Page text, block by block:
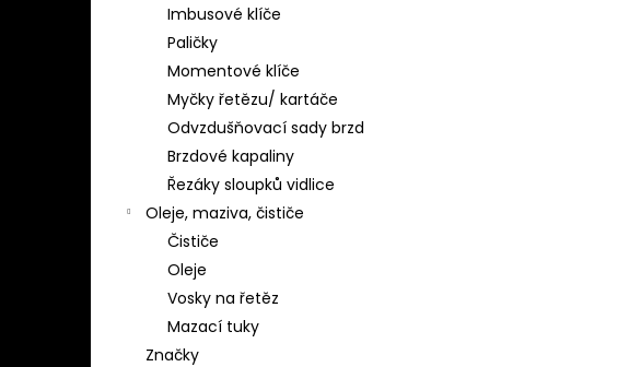
Imbusové klíče
Paličky
Momentové klíče
Myčky řetězu/ kartáče
Odvzdušňovací sady brzd
Brzdové kapaliny
Řezáky sloupků vidlice
Oleje, maziva, čističe
Čističe
Oleje
Vosky na řetěz
Mazací tuky
Značky